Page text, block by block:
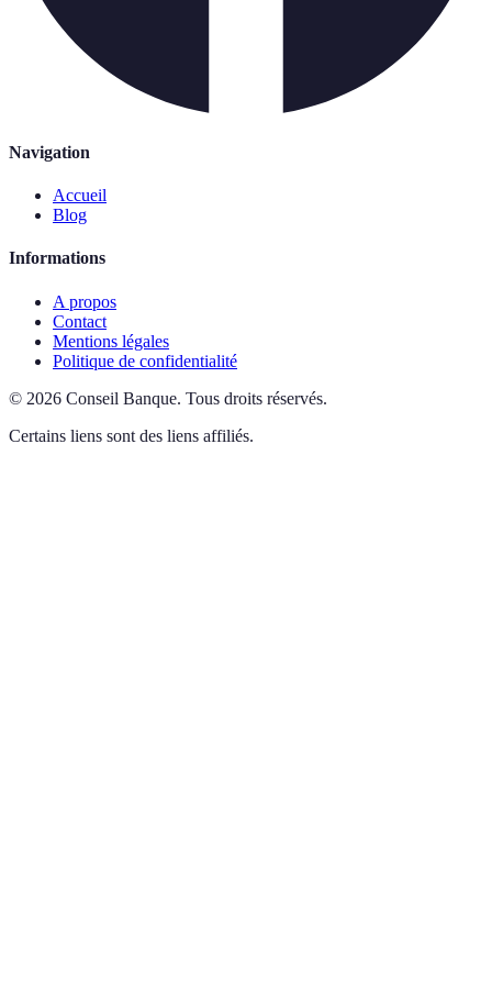
Navigation
Accueil
Blog
Informations
A propos
Contact
Mentions légales
Politique de confidentialité
© 2026 Conseil Banque. Tous droits réservés.
Certains liens sont des liens affiliés.